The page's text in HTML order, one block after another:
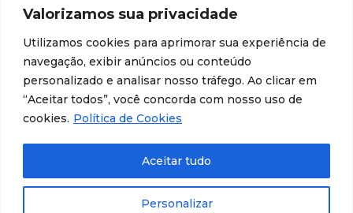
Valorizamos sua privacidade
Utilizamos cookies para aprimorar sua experiência de
navegação, exibir anúncios ou conteúdo
personalizado e analisar nosso tráfego. Ao clicar em
“Aceitar todos”, você concorda com nosso uso de
cookies. Política de Cookies
Personalizar
Aceitar tudo
Carreiras
Contratações temporárias
Equidade étnico-racial
Equidade para Mulheres
Gestão de desempenho e desenvolvimento
Transparência de dados sobre lideranças